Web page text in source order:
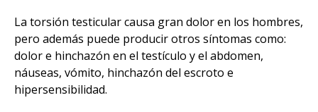
La torsión testicular causa gran dolor en los hombres,
pero además puede producir otros síntomas como:
dolor e hinchazón en el testículo y el abdomen,
náuseas, vómito, hinchazón del escroto e
hipersensibilidad.